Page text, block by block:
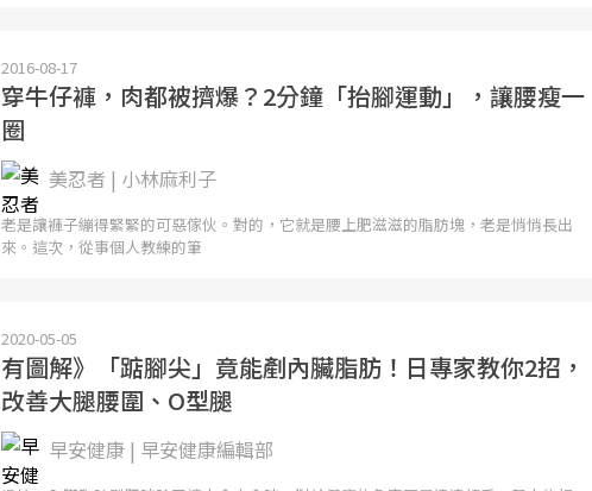
2016-08-17
穿牛仔褲，肉都被擠爆？2分鐘「抬腳運動」，讓腰瘦一
圈
美忍者 | 小林麻利子
老是讓褲子繃得緊緊的可惡傢伙。對的，它就是腰上肥滋滋的脂肪塊，老是悄悄長出
來。這次，從事個人教練的筆
2020-05-05
有圖解》「踮腳尖」竟能剷內臟脂肪！日專家教你2招，
改善大腿腰圍、O型腿
早安健康 | 早安健康編輯部